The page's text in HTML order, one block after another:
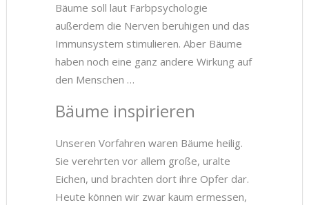
Bäume soll laut Farbpsychologie
außerdem die Nerven beruhigen und das
Immunsystem stimulieren. Aber Bäume
haben noch eine ganz andere Wirkung auf
den Menschen …
Bäume inspirieren
Unseren Vorfahren waren Bäume heilig.
Sie verehrten vor allem große, uralte
Eichen, und brachten dort ihre Opfer dar.
Heute können wir zwar kaum ermessen,